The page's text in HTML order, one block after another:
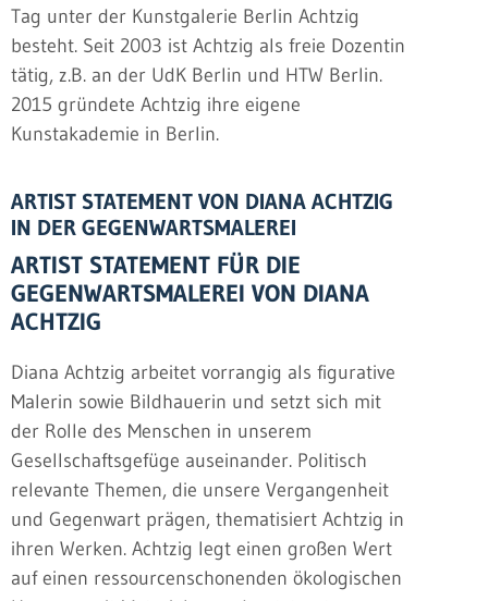
Tag unter der Kunstgalerie Berlin Achtzig
besteht. Seit 2003 ist Achtzig als freie Dozentin
tätig, z.B. an der UdK Berlin und HTW Berlin.
2015 gründete Achtzig ihre eigene
Kunstakademie in Berlin.
ARTIST STATEMENT VON DIANA ACHTZIG
IN DER GEGENWARTSMALEREI
ARTIST STATEMENT FÜR DIE
GEGENWARTSMALEREI VON DIANA
ACHTZIG
Diana Achtzig arbeitet vorrangig als figurative
Malerin sowie Bildhauerin und setzt sich mit
der Rolle des Menschen in unserem
Gesellschaftsgefüge auseinander. Politisch
relevante Themen, die unsere Vergangenheit
und Gegenwart prägen, thematisiert Achtzig in
ihren Werken. Achtzig legt einen großen Wert
auf einen ressourcenschonenden ökologischen